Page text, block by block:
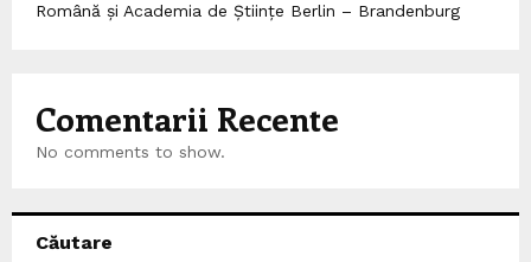
Română și Academia de Științe Berlin – Brandenburg
Comentarii Recente
No comments to show.
Căutare